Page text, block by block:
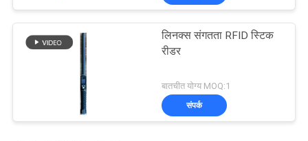
लिनक्स संगतता RFID स्टिक
रीडर
बातचीत योग्य MOQ:1
संपर्क